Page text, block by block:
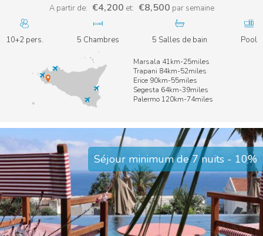
A partir de: €4,200 et: €8,500 par semaine
10+2 pers. 5 Chambres 5 Salles de bain Pool
Marsala 41km-25miles
Trapani 84km-52miles
Erice 90km-55miles
Segesta 64km-39miles
Palermo 120km-74miles
Séjour minimum de 7 nuits - 10%